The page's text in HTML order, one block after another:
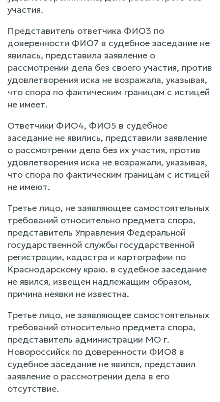
участия.
Представитель ответчика ФИО3 по
доверенности ФИО7 в судебное заседание не
явилась, представила заявление о
рассмотрении дела без своего участия, против
удовлетворения иска не возражала, указывая,
что спора по фактическим границам с истицей
не имеет.
Ответчики ФИО4, ФИО5 в судебное
заседание не явились, представили заявление
о рассмотрении дела без их участия, против
удовлетворения иска не возражали, указывая,
что спора по фактическим границам с истицей
не имеют.
Третье лицо, не заявляющее самостоятельных
требований относительно предмета спора,
представитель Управления Федеральной
государственной службы государственной
регистрации, кадастра и картографии по
Краснодарскому краю. в судебное заседание
не явился, извещен надлежащим образом,
причина неявки не известна.
Третье лицо, не заявляющее самостоятельных
требований относительно предмета спора,
представитель администрации МО г.
Новороссийск по доверенности ФИО8 в
судебное заседание не явился, представил
заявление о рассмотрении дела в его
отсутствие.